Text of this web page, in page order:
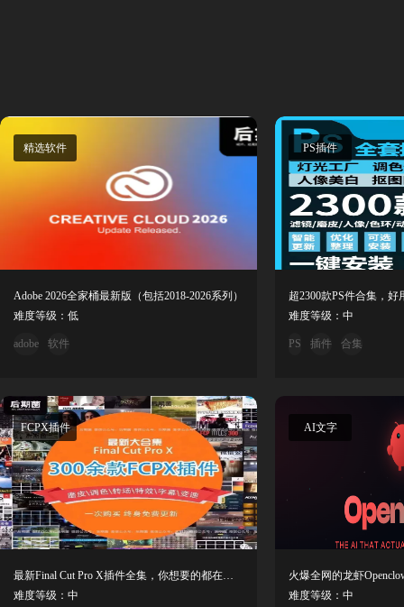
精选软件
Adobe 2026全家桶最新版（包括2018-2026系列）
难度等级：低
adobe 软件
PS插件
难度等级：中
PS 插件 合集
FCPX插件
最新Final Cut Pro X插件全集，你想要的都在这里了！
难度等级：中
AI文字
难度等级：中